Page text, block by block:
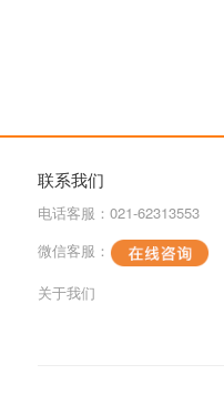
联系我们
电话客服：021-62313553
微信客服：
关于我们